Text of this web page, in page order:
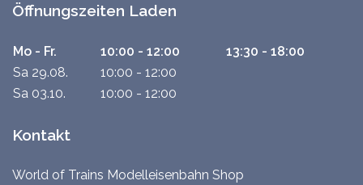
Öffnungszeiten Laden
Mo - Fr. 10:00 - 12:00
13:30 - 18:00
Sa 29.08.
10:00 - 12:00
Sa 03.10.
10:00 - 12:00
Kontakt
World of Trains Modelleisenbahn Shop